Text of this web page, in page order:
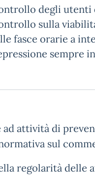
degli utenti
sulla
fasce orarie a
sempre
attività di
sul
regolarità delle